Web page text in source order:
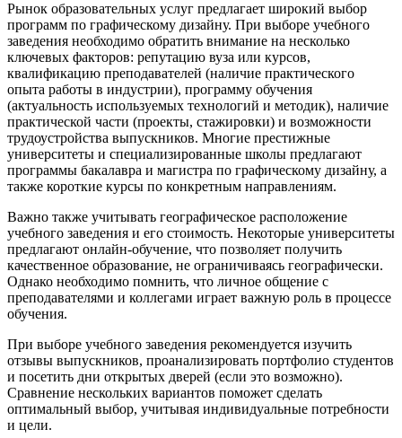
Рынок образовательных услуг предлагает широкий выбор
программ по графическому дизайну. При выборе учебного
заведения необходимо обратить внимание на несколько
ключевых факторов: репутацию вуза или курсов,
квалификацию преподавателей (наличие практического
опыта работы в индустрии), программу обучения
(актуальность используемых технологий и методик), наличие
практической части (проекты, стажировки) и возможности
трудоустройства выпускников. Многие престижные
университеты и специализированные школы предлагают
программы бакалавра и магистра по графическому дизайну, а
также короткие курсы по конкретным направлениям.
Важно также учитывать географическое расположение
учебного заведения и его стоимость. Некоторые университеты
предлагают онлайн-обучение, что позволяет получить
качественное образование, не ограничиваясь географически.
Однако необходимо помнить, что личное общение с
преподавателями и коллегами играет важную роль в процессе
обучения.
При выборе учебного заведения рекомендуется изучить
отзывы выпускников, проанализировать портфолио студентов
и посетить дни открытых дверей (если это возможно).
Сравнение нескольких вариантов поможет сделать
оптимальный выбор, учитывая индивидуальные потребности
и цели.